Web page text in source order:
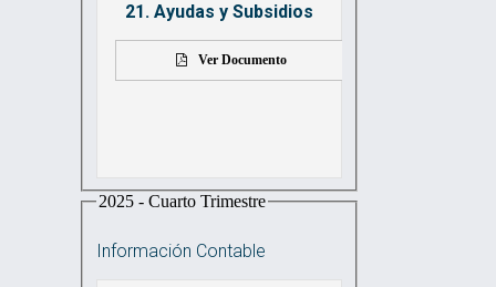
21. Ayudas y Subsidios
Ver Documento
2025 - Cuarto Trimestre
Información Contable